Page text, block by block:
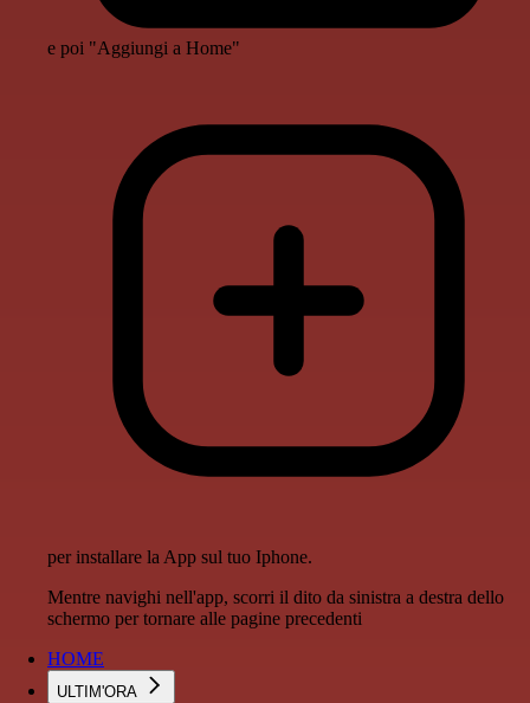
e poi "Aggiungi a Home"
per installare la App sul tuo Iphone.
Mentre navighi nell'app, scorri il dito da sinistra a destra dello
schermo per tornare alle pagine precedenti
HOME
ULTIM'ORA